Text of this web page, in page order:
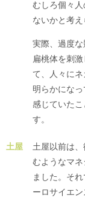
むしろ個々
ないかと考え
実際、過度
扁桃体を刺
て、人々に
明らかにな
感じていた
す。
土屋
土屋以前は
むようなマ
ました。そ
ーロサイエ